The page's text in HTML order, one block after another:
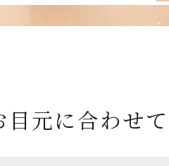
目元に合わせて